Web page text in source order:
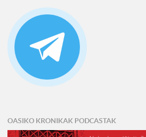
OASIKO KRONIKAK PODCASTAK